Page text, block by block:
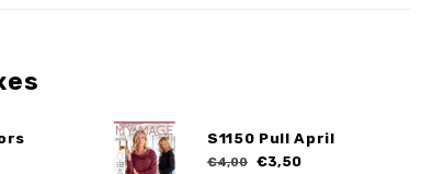
S1150 Pull April
€4,00 €3,50